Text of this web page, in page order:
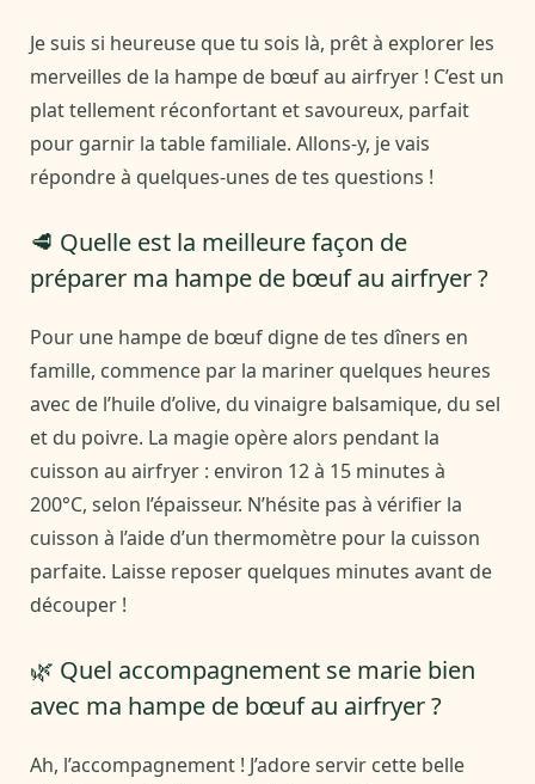
Je suis si heureuse que tu sois là, prêt à explorer les
merveilles de la hampe de bœuf au airfryer ! C’est un
plat tellement réconfortant et savoureux, parfait
pour garnir la table familiale. Allons-y, je vais
répondre à quelques-unes de tes questions !
🥩 Quelle est la meilleure façon de
préparer ma hampe de bœuf au airfryer ?
Pour une hampe de bœuf digne de tes dîners en
famille, commence par la mariner quelques heures
avec de l’huile d’olive, du vinaigre balsamique, du sel
et du poivre. La magie opère alors pendant la
cuisson au airfryer : environ 12 à 15 minutes à
200°C, selon l’épaisseur. N’hésite pas à vérifier la
cuisson à l’aide d’un thermomètre pour la cuisson
parfaite. Laisse reposer quelques minutes avant de
découper !
🌿 Quel accompagnement se marie bien
avec ma hampe de bœuf au airfryer ?
Ah, l’accompagnement ! J’adore servir cette belle